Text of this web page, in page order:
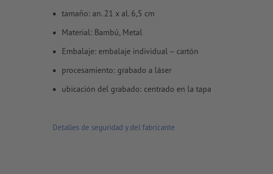
¿Cómo creo archivos de impresión correctamente?
tamaño: an. 21 x al. 6,5 cm
Material: Bambú, Metal
Embalaje: embalaje individual – cartón
procesamiento: grabado a láser
ubicación del grabado: centrado en la tapa
Detalles de seguridad y del fabricante